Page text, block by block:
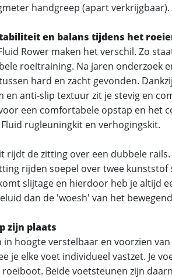
handgreep (apart verkrijgbaar).
en balans tijdens het
Rower maken het verschil. Zo
roeitraining. Na jaren onderzoek
hard en zacht gevonden.
en anti-slip textuur zit je stevig en
een comfortabele opstap en het
rugleuningkit en verhogingskit.
rijdt de zitting over een dubbele
rijden soepel over twee kunststof
slijtage en hierdoor heb je altijd
dan de 'woesh' van het
zijn plaats
in hoogte verstelbaar en voorzien
je elke voet individueel vastzet. Je
Beide voetsteunen zijn